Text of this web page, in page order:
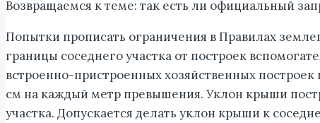
Возвращаемся к теме: так есть ли официальный
Попытки прописать ограничения в Правилах
границы соседнего участка от построек
встроенно-пристроенных хозяйственных построек
см на каждый метр превышения. Уклон крыши
участка. Допускается делать уклон крыши к